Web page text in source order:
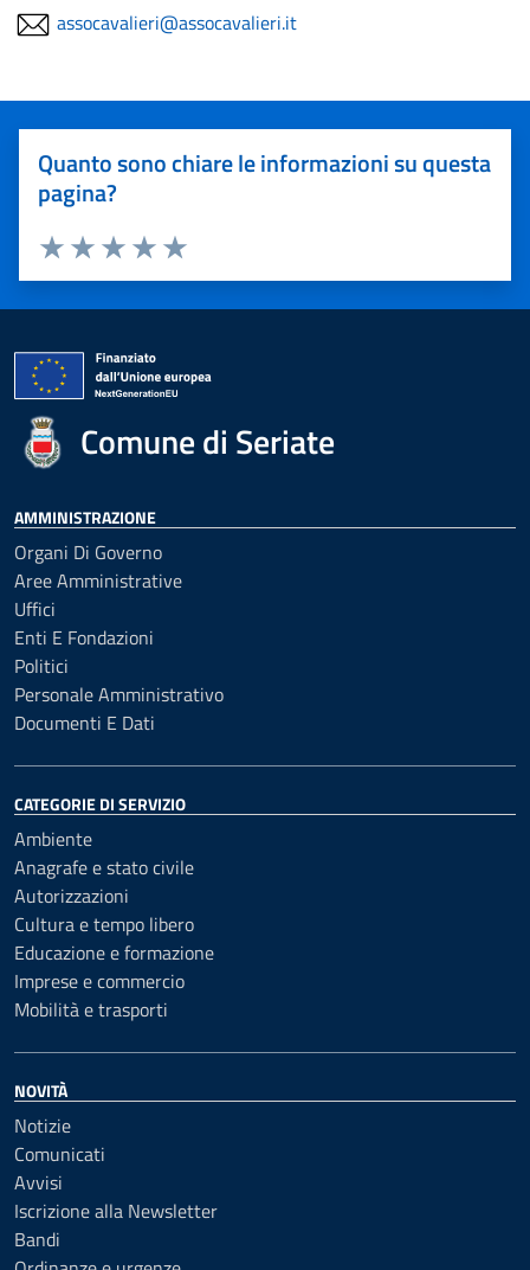
assocavalieri@assocavalieri.it
Quanto sono chiare le informazioni su questa
pagina?
Valuta 5 stelle su 5
Valuta 4 stelle su 5
Valuta 3 stelle su 5
Valuta 2 stelle su 5
Valuta 1 stelle su 5
Comune di Seriate
AMMINISTRAZIONE
Organi Di Governo
Aree Amministrative
Uffici
Enti E Fondazioni
Politici
Personale Amministrativo
Documenti E Dati
CATEGORIE DI SERVIZIO
Ambiente
Anagrafe e stato civile
Autorizzazioni
Cultura e tempo libero
Educazione e formazione
Imprese e commercio
Mobilità e trasporti
NOVITÀ
Notizie
Comunicati
Avvisi
Iscrizione alla Newsletter
Bandi